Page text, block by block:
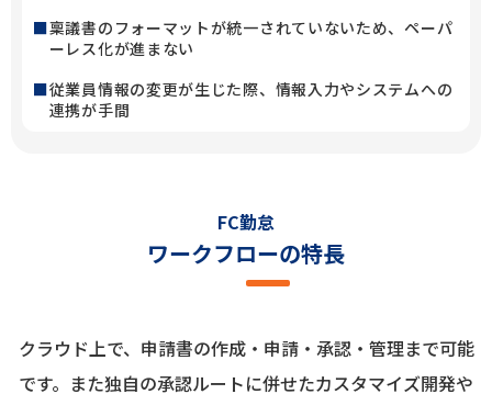
稟議書のフォーマットが統一されていないため、ペーパ
ーレス化が進まない
従業員情報の変更が生じた際、情報入力やシステムへの
連携が手間
FC勤怠
ワークフローの特長
クラウド上で、申請書の作成・申請・承認・管理まで可能
です。また独自の承認ルートに併せたカスタマイズ開発や